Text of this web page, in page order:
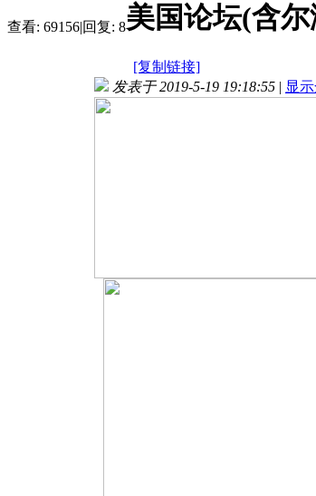
查看: 69156|回复: 8美国论坛(含
[复制链接]
发表于 2019-5-19 19:18:55 | 显